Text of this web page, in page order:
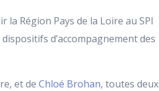
la Région Pays de la Loire au SPI
d’accompagnement des
et de Chloé Brohan, toutes deux